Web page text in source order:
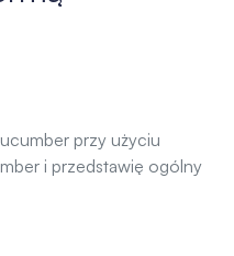
przy użyciu
i przedstawię ogólny